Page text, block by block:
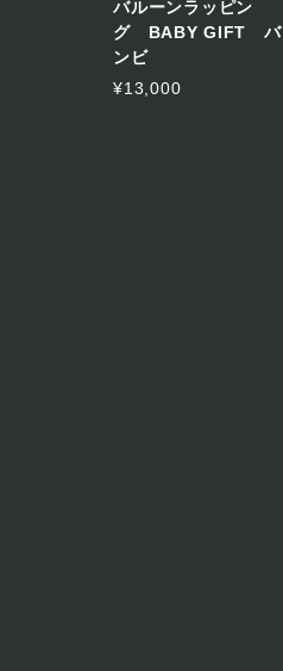
バルーンラッピン
グ BABY GIFT バ
ンビ
¥13,000